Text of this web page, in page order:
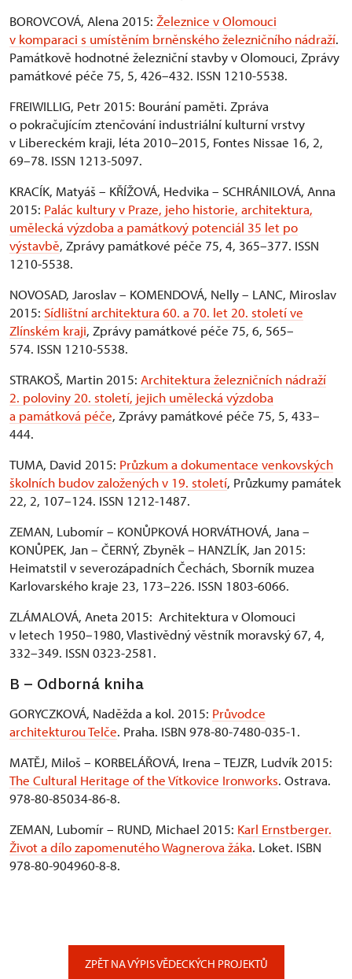
BOROVCOVÁ, Alena 2015: Železnice v Olomouci
v komparaci s umístěním brněnského železničního nádraží.
Památkově hodnotné železniční stavby v Olomouci, Zprávy
památkové péče 75, 5, 426–432. ISSN 1210-5538.
FREIWILLIG, Petr 2015: Bourání paměti. Zpráva
o pokračujícím ztenčování industriální kulturní vrstvy
v Libereckém kraji, léta 2010–2015, Fontes Nissae 16, 2,
69–78. ISSN 1213-5097.
KRACÍK, Matyáš – KŘÍŽOVÁ, Hedvika – SCHRÁNILOVÁ, Anna
2015: Palác kultury v Praze, jeho historie, architektura,
umělecká výzdoba a památkový potenciál 35 let po
výstavbě, Zprávy památkové péče 75, 4, 365–377. ISSN
1210-5538.
NOVOSAD, Jaroslav – KOMENDOVÁ, Nelly – LANC, Miroslav
2015: Sídlištní architektura 60. a 70. let 20. století ve
Zlínském kraji, Zprávy památkové péče 75, 6, 565–
574. ISSN 1210-5538.
STRAKOŠ, Martin 2015: Architektura železničních nádraží
2. poloviny 20. století, jejich umělecká výzdoba
a památková péče, Zprávy památkové péče 75, 5, 433–
444.
TUMA, David 2015: Průzkum a dokumentace venkovských
školních budov založených v 19. století, Průzkumy památek
22, 2, 107–124. ISSN 1212-1487.
ZEMAN, Lubomír – KONŮPKOVÁ HORVÁTHOVÁ, Jana –
KONŮPEK, Jan – ČERNÝ, Zbyněk – HANZLÍK, Jan 2015:
Heimatstil v severozápadních Čechách, Sborník muzea
Karlovarského kraje 23, 173–226. ISSN 1803-6066.
ZLÁMALOVÁ, Aneta 2015: Architektura v Olomouci
v letech 1950–1980, Vlastivědný věstník moravský 67, 4,
332–349. ISSN 0323-2581.
B – Odborná kniha
GORYCZKOVÁ, Naděžda a kol. 2015: Průvodce
architekturou Telče. Praha. ISBN 978-80-7480-035-1.
MATĚJ, Miloš – KORBELÁŘOVÁ, Irena – TEJZR, Ludvík 2015:
The Cultural Heritage of the Vítkovice Ironworks. Ostrava.
978-80-85034-86-8.
ZEMAN, Lubomír – RUND, Michael 2015: Karl Ernstberger.
Život a dílo zapomenutého Wagnerova žáka. Loket. ISBN
978-80-904960-8-8.
ZPĚT NA VÝPIS VĚDECKÝCH PROJEKTŮ